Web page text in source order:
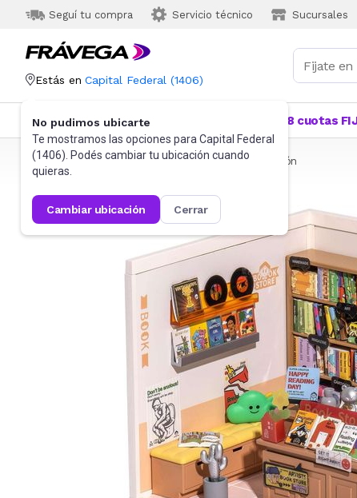
Seguí tu compra Servicio técnico Sucursales
Estás en Capital Federal (1406)
No pudimos ubicarte
Te mostramos las opciones para Capital Federal
(1406). Podés cambiar tu ubicación cuando
quieras.
cambiar ubicación cerrar
Categorías Más Vendidos 18 cuotas
Frávega Juguetes y Juegos Bloques y Construcción